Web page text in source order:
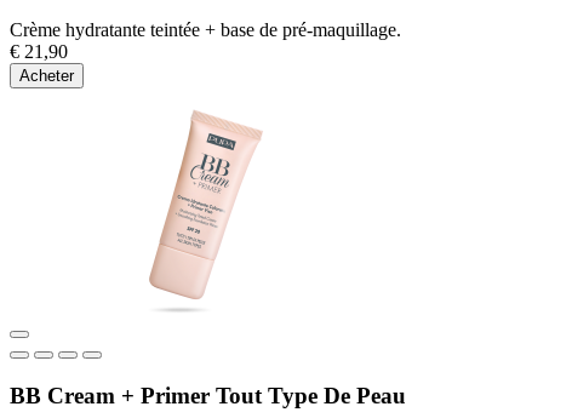
Crème hydratante teintée + base de pré-maquillage.
€ 21,90
Acheter
BB Cream + Primer Tout Type De Peau